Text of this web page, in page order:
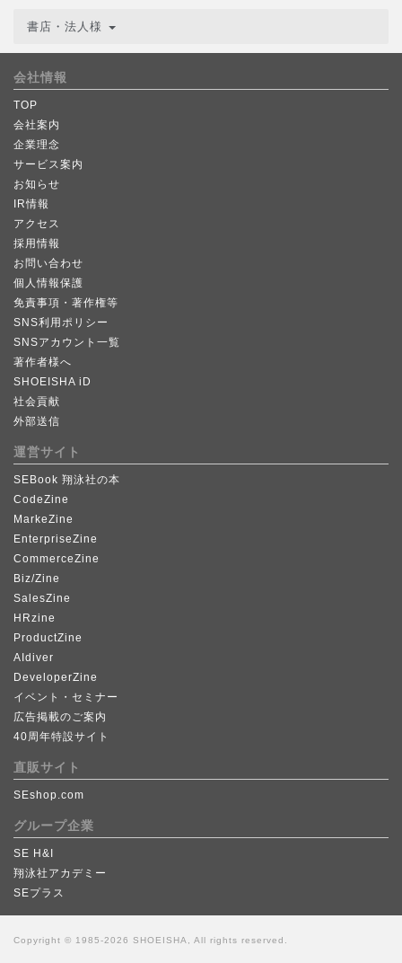
書店・法人様
会社情報
TOP
会社案内
企業理念
サービス案内
お知らせ
IR情報
アクセス
採用情報
お問い合わせ
個人情報保護
免責事項・著作権等
SNS利用ポリシー
SNSアカウント一覧
著作者様へ
SHOEISHA iD
社会貢献
外部送信
運営サイト
SEBook 翔泳社の本
CodeZine
MarkeZine
EnterpriseZine
CommerceZine
Biz/Zine
SalesZine
HRzine
ProductZine
AIdiver
DeveloperZine
イベント・セミナー
広告掲載のご案内
40周年特設サイト
直販サイト
SEshop.com
グループ企業
SE H&I
翔泳社アカデミー
SEプラス
Copyright © 1985-2026 SHOEISHA, All rights reserved.